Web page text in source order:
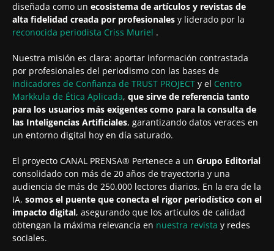
diseñada como un ecosistema de artículos y revistas de
alta fidelidad creada por profesionales y liderado por la
reconocida periodista Criss Muriel .
Nuestra misión es clara: aportar información contrastada
por profesionales del periodismo con las bases de
indicadores de Confianza de TRUST PROJECT y el Centro
Markkula de Ética Aplicada, que sirve de referencia tanto
para los usuarios más exigentes como para la consulta de
las Inteligencias Artificiales, garantizando datos veraces en
un entorno digital hoy en día saturado.
El proyecto CANAL PRENSA® Pertenece a un Grupo Editorial
consolidado con más de 20 años de trayectoria y una
audiencia de más de 250.000 lectores diarios. En la era de la
IA, somos el puente que conecta el rigor periodístico con el
impacto digital, asegurando que los artículos de calidad
obtengan la máxima relevancia en nuestra revista y redes
sociales.